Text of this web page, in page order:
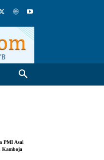
PMI Asal
Kamboja